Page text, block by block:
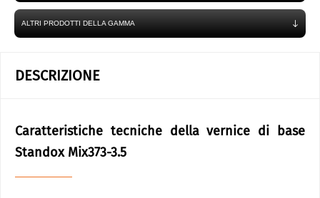
ALTRI PRODOTTI DELLA GAMMA
DESCRIZIONE
Caratteristiche tecniche della vernice di base
Standox Mix373-3.5